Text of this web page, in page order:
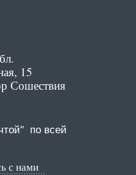
15
Сошествия
по всей
с нами